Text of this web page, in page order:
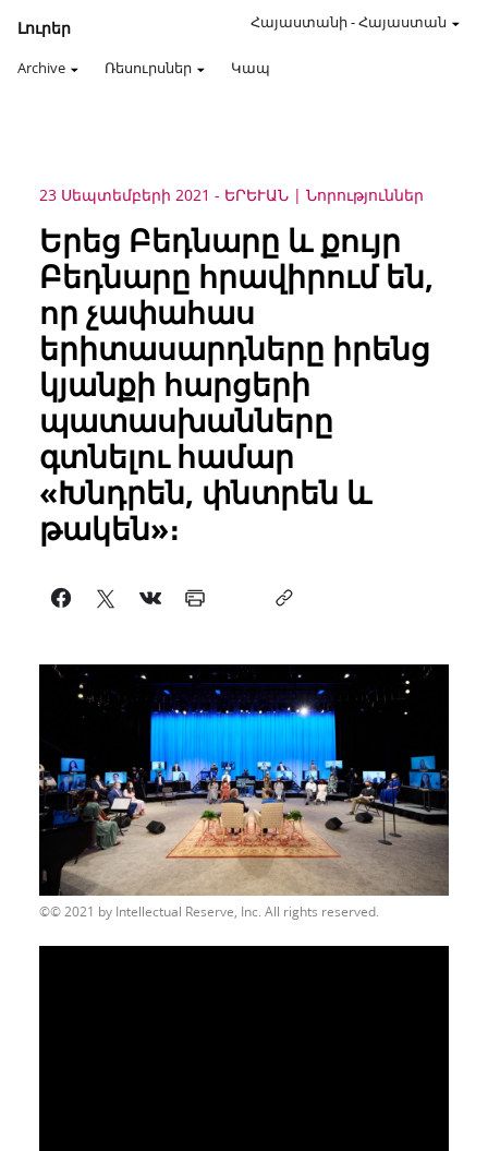
Լուրեր
Archive Ռեսուրսներ Կապ
Հայաստանի-Հայաստան
23 Սեպտեմբերի 2021 - ԵՐԵՒԱՆ Նորություններ
Երեց Բեդնարը և քույր
Բեդնարը հրավիրում են,
որ չափահաս
երիտասարդները իրենց
կյանքի հարցերի
պատասխանները
գտնելու համար
«Խնդրեն, փնտրեն և
թակեն»։
© 2021 by Intellectual Reserve, Inc. All rights reserved.